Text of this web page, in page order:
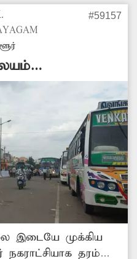
#59157
இடையே முக்கிய
தரம்